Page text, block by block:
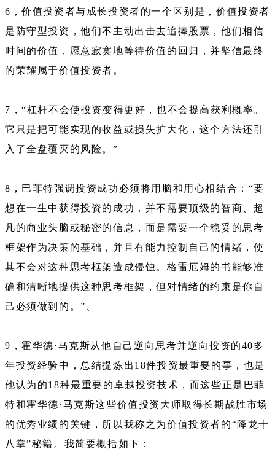
6，价值投资者与成长投资者的一个区别是，价值投资者
是防守型投资，他们不主动出击去追捧股票，他们相信
时间的价值，愿意寂寞地等待价值的回归，并坚信最终
的荣耀属于价值投资者。
7，“杠杆不会使投资变得更好，也不会提高获利概率。
它只是把可能实现的收益或损失扩大化，这个方法还引
入了全盘覆灭的风险。”
8，巴菲特强调投资成功必须将用脑和用心相结合：“要
想在一生中获得投资的成功，并不需要顶级的智商、超
凡的商业头脑或秘密的信息，而是需要一个稳妥的思考
框架作为决策的基础，并且有能力控制自己的情绪，使
其不会对这种思考框架造成侵蚀。格雷厄姆的书能够准
确和清晰地提供这种思考框架，但对情绪的约束是你自
己必须做到的。”、
9，霍华德·马克斯从他自己逆向思考并逆向投资的40多
年投资经验中，总结提炼出18件投资最重要的事，也是
他认为的18种最重要的卓越投资技术，而这些正是巴菲
特和霍华德·马克斯这些价值投资大师取得长期战胜市场
的优秀业绩的关键，所以我称之为价值投资者的“降龙十
八掌”秘籍。我简要概括如下：